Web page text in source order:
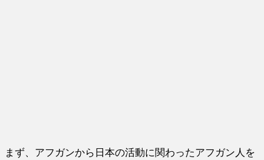
まず、アフガンから日本の活動に関わったアフガン人を